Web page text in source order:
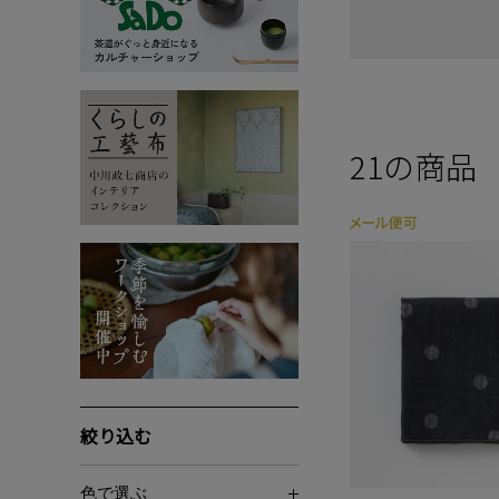
絞り込む
色で選ぶ
21の商品